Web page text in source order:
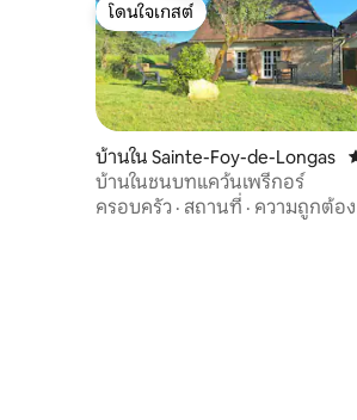
โดนใจเกสต์
โดนใจเกสต์
บ้านใน Sainte-Foy-de-Longas
บ้านในชนบทแคว้นเพรีกอร์
ครอบครัว · สถานที่ · ความถูกต้อง